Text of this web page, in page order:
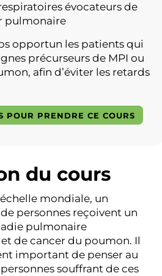
du cours
mondiale, un
personnes reçoivent un
pulmonaire
de cancer du poumon. Il
important de penser au
souffrant de ces
évocateurs de
pulmonaire
opportun les patients qui
précurseurs de MPI ou
afin d’éviter les retards
POUR PRENDRE CE COURS